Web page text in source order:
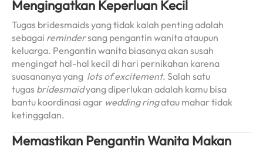
Mengingatkan Keperluan Kecil
Tugas bridesmaids yang tidak kalah penting adalah
sebagai remindersang pengantin wanita ataupun
keluarga. Pengantin wanita biasanya akan susah
mengingat hal-hal kecil di hari pernikahan karena
suasananya yang lots of excitement. Salah satu
tugas bridesmaidyang diperlukan adalah kamu bisa
bantu koordinasi agar wedding ringatau mahar tidak
ketinggalan.
Memastikan Pengantin Wanita Makan